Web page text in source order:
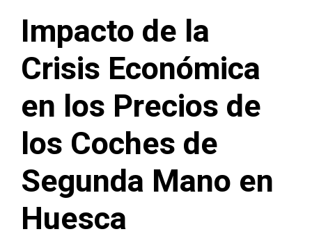
Impacto de la
Crisis Económica
en los Precios de
los Coches de
Segunda Mano en
Huesca